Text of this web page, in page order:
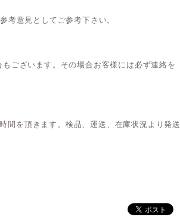
考意見としてご参考下さい。
ございます。その場合お客様には必ず連絡を
間を頂きます。検品、運送、在庫状況より発送